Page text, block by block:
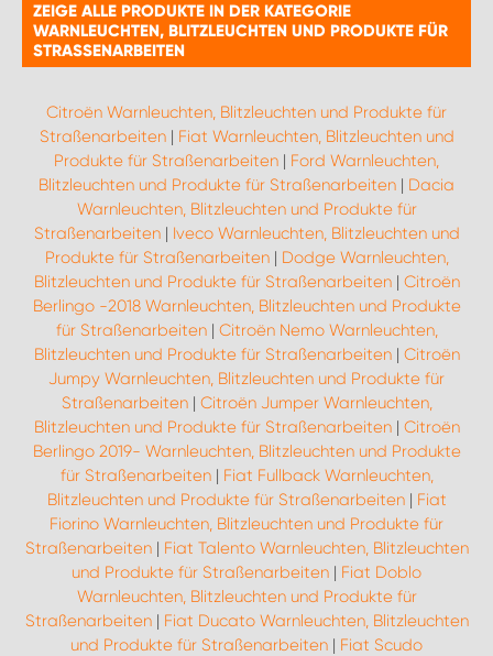
ZEIGE ALLE PRODUKTE IN DER KATEGORIE
WARNLEUCHTEN, BLITZLEUCHTEN UND PRODUKTE FÜR
STRASSENARBEITEN
Citroën Warnleuchten, Blitzleuchten und Produkte für
Straßenarbeiten| Fiat Warnleuchten, Blitzleuchten und
Produkte für Straßenarbeiten | Ford Warnleuchten,
Blitzleuchten und Produkte für Straßenarbeiten | Dacia
Warnleuchten, Blitzleuchten und Produkte für
Straßenarbeiten| Iveco Warnleuchten, Blitzleuchten und
Produkte für Straßenarbeiten| Dodge Warnleuchten,
Blitzleuchten und Produkte für Straßenarbeiten| Citroën
Berlingo -2018 Warnleuchten, Blitzleuchten und Produkte
für Straßenarbeiten| Citroën Nemo Warnleuchten,
Blitzleuchten und Produkte für Straßenarbeiten| Citroën
Jumpy Warnleuchten, Blitzleuchten und Produkte für
Straßenarbeiten| Citroën Jumper Warnleuchten,
Blitzleuchten und Produkte für Straßenarbeiten| Citroën
Berlingo 2019- Warnleuchten, Blitzleuchten und Produkte
für Straßenarbeiten| Fiat Fullback Warnleuchten,
Blitzleuchten und Produkte für Straßenarbeiten| Fiat
Fiorino Warnleuchten, Blitzleuchten und Produkte für
Straßenarbeiten| Fiat Talento Warnleuchten, Blitzleuchten
und Produkte für Straßenarbeiten | Fiat Doblo
Warnleuchten, Blitzleuchten und Produkte für
Straßenarbeiten| Fiat Ducato Warnleuchten, Blitzleuchten
und Produkte für Straßenarbeiten | Fiat Scudo